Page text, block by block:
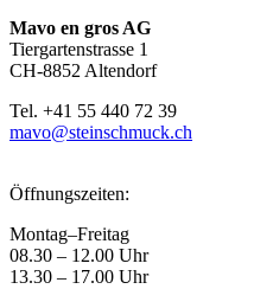
Mavo en gros AG
Tiergartenstrasse 1
CH-8852 Altendorf
Tel. +41 55 440 72 39
mavo@steinschmuck.ch
Öffnungszeiten:
Montag–Freitag
08.30 – 12.00 Uhr
13.30 – 17.00 Uhr